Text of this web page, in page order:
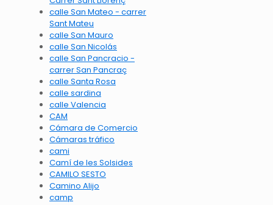
calle San Mateo - carrer
Sant Mateu
calle San Mauro
calle San Nicolás
calle San Pancracio -
carrer San Pancraç
calle Santa Rosa
calle sardina
calle Valencia
CAM
Cámara de Comercio
Cámaras tráfico
cami
Camí de les Solsides
CAMILO SESTO
Camino Alijo
camp